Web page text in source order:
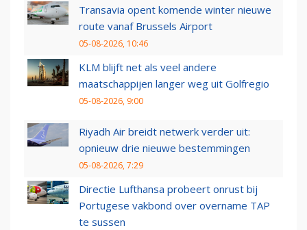
Transavia opent komende winter nieuwe
route vanaf Brussels Airport
05-08-2026, 10:46
KLM blijft net als veel andere
maatschappijen langer weg uit Golfregio
05-08-2026, 9:00
Riyadh Air breidt netwerk verder uit:
opnieuw drie nieuwe bestemmingen
05-08-2026, 7:29
Directie Lufthansa probeert onrust bij
Portugese vakbond over overname TAP
te sussen